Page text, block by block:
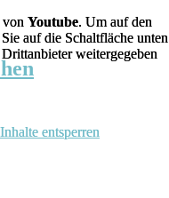
von Youtube. Um auf den
auf die Schaltfläche
weitergegeben
entsperren
von Youtube. Um auf den
auf die Schaltfläche
weitergegeben
entsperren